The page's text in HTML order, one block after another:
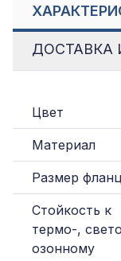
ДОСТАВКА
Цвет
Материал
Размер
Стойкость к
термо-,
озонному